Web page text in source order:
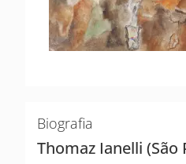
Biografia
Thomaz Ianelli (São